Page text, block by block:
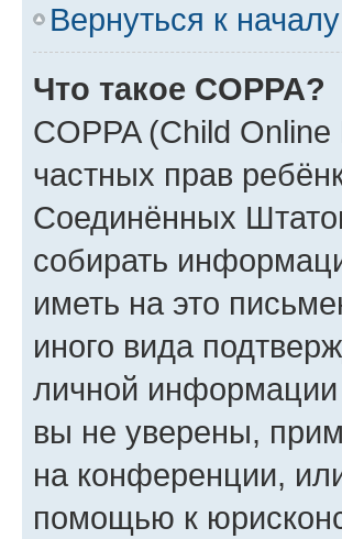
Вернуться к началу
Что такое COPPA?
COPPA (Child
частных прав
Соединённых
собирать
иметь на это
иного вида
личной
вы не уверены,
на конференции,
помощью к